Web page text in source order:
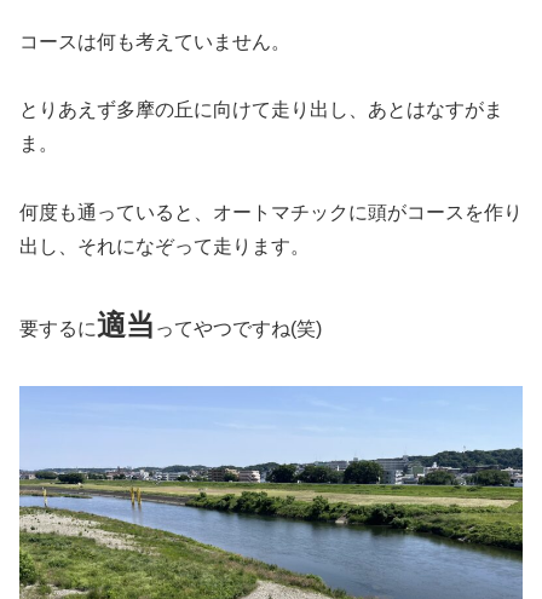
コースは何も考えていません。
とりあえず多摩の丘に向けて走り出し、あとはなすがま
ま。
何度も通っていると、オートマチックに頭がコースを作り
出し、それになぞって走ります。
要するに適当 ってやつですね(笑)